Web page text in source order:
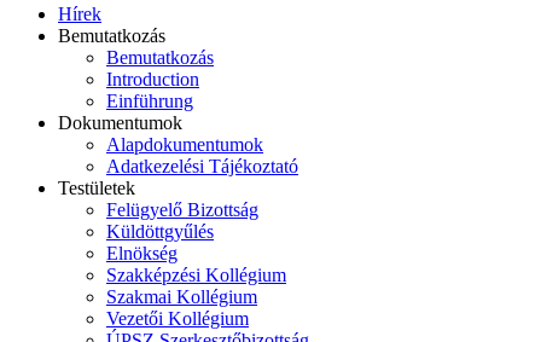
Hírek
Bemutatkozás
Bemutatkozás
Introduction
Einführung
Dokumentumok
Alapdokumentumok
Adatkezelési Tájékoztató
Testületek
Felügyelő Bizottság
Küldöttgyűlés
Elnökség
Szakképzési Kollégium
Szakmai Kollégium
Vezetői Kollégium